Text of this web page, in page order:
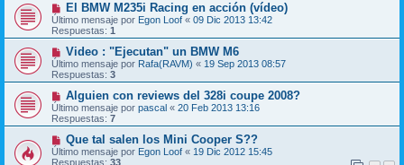
El BMW M235i Racing en acción (vídeo)
Último mensaje por Egon Loof « 09 Dic 2013 13:42
Respuestas: 1
Video : "Ejecutan" un BMW M6
Último mensaje por Rafa(RAVM) « 19 Sep 2013 08:57
Respuestas: 3
Alguien con reviews del 328i coupe 2008?
Último mensaje por pascal « 20 Feb 2013 13:16
Respuestas: 7
Que tal salen los Mini Cooper S??
Último mensaje por Egon Loof « 19 Dic 2012 15:45
Respuestas: 33